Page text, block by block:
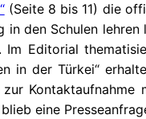
(Seite 8 bis 11) die
in den Schulen
Im Editorial
in der Türkei“
zur
eine